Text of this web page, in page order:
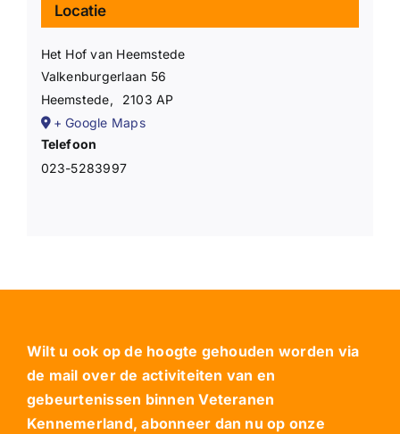
Locatie
Het Hof van Heemstede
Valkenburgerlaan 56
Heemstede,
2103 AP
+ Google Maps
Telefoon
023-5283997
Wilt u ook op de hoogte gehouden worden via
de mail over de activiteiten van en
gebeurtenissen binnen Veteranen
Kennemerland, abonneer dan nu op onze